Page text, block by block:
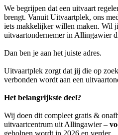
We begrijpen dat een uitvaart
brengt. Vanuit Uitvaartplek, ons
iets makkelijker willen maken. Wil
uitvaartondernemer in Allingawier
Dan ben je aan het juiste adres.
Uitvaartplek zorgt dat jij die op
verbonden wordt aan een
Het belangrijkste deel?
Wij doen dit compleet gratis &
uitvaartcentrum uit Allingawier –
geholpen wordt in 2026 en verder.